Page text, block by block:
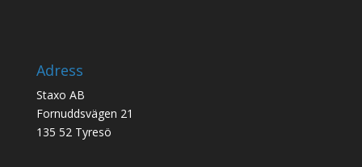
Adress
Staxo AB
Fornuddsvägen 21
135 52 Tyresö